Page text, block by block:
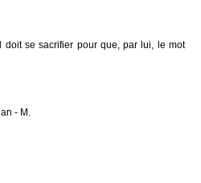
doit se sacrifier pour que, par lui, le mot
- M.